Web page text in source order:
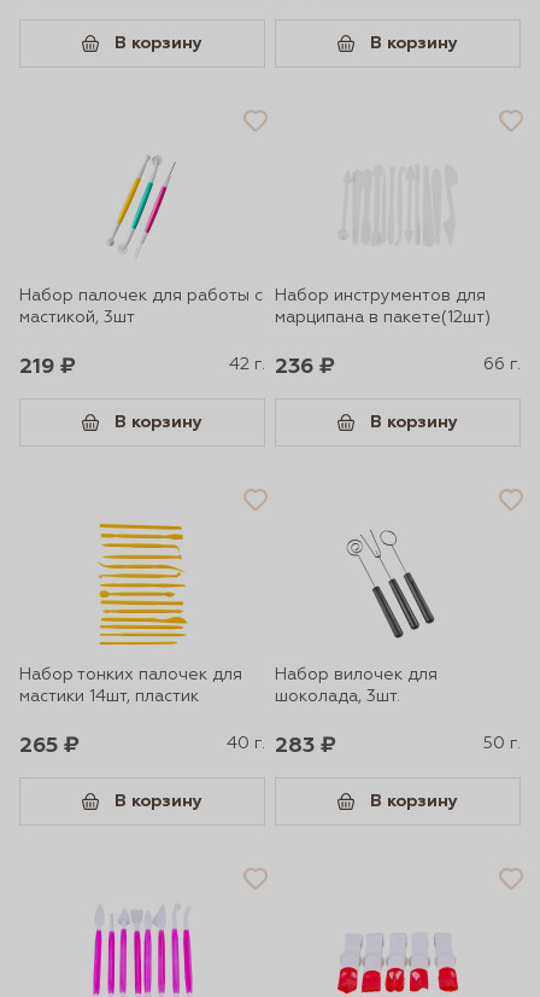
В корзину В корзину
Набор палочек для работы с
мастикой, 3шт
219 ₽ 42 г.
В корзину
Набор инструментов для
марципана в пакете(12шт)
236 ₽ 66 г.
В корзину
Набор тонких палочек для
мастики 14шт, пластик
265 ₽ 40 г.
В корзину
Набор вилочек для
шоколада, 3шт.
283 ₽ 50 г.
В корзину